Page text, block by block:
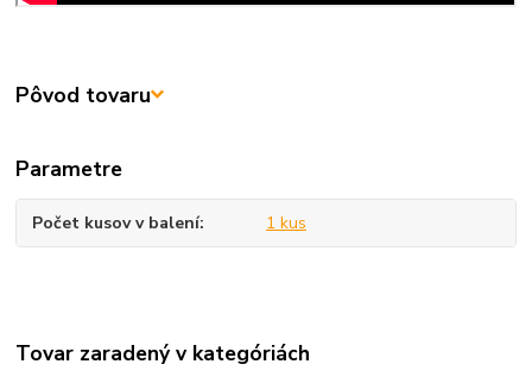
Pôvod tovaru
Parametre
Počet kusov v balení 1 kus
Tovar zaradený v kategóriách